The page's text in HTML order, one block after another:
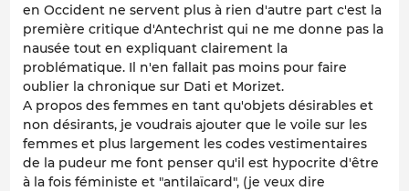
en Occident ne servent plus à rien d'autre part c'est la
première critique d'Antechrist qui ne me donne pas la
nausée tout en expliquant clairement la
problématique. Il n'en fallait pas moins pour faire
oublier la chronique sur Dati et Morizet.
A propos des femmes en tant qu'objets désirables et
non désirants, je voudrais ajouter que le voile sur les
femmes et plus largement les codes vestimentaires
de la pudeur me font penser qu'il est hypocrite d'être
à la fois féministe et "antilaïcard", (je veux dire